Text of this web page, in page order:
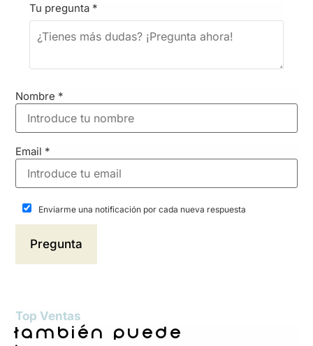
Tu pregunta *
Nombre *
Email *
Enviarme una notificación por cada nueva respuesta
Top Ventas
también puede